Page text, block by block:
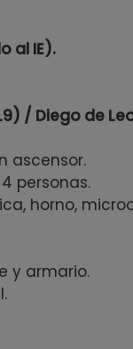
al IE).
/ Diego de
ascensor.
personas.
horno,
y armario.